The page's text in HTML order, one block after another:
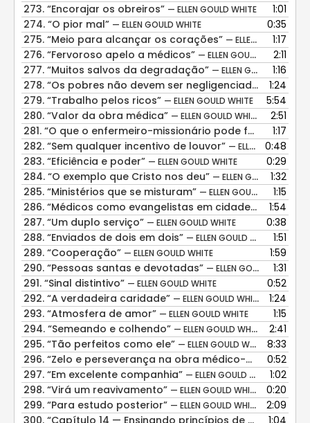
273. “Encorajar os obreiros” — ELLEN GOULD WHITE
1:01
274. “O pior mal” — ELLEN GOULD WHITE
0:35
275. “Meio para alcançar os corações” — ELLEN GOULD WHITE
1:17
276. “Fervoroso apelo a médicos” — ELLEN GOULD WHITE
2:11
277. “Muitos salvos da degradação” — ELLEN GOULD WHITE
1:16
278. “Os pobres não devem ser negligenciados” — ELLEN
1:24
279. “Trabalho pelos ricos” — ELLEN GOULD WHITE
5:54
280. “Valor da obra médica” — ELLEN GOULD WHITE
2:51
281. “O que o enfermeiro-missionário pode fazer” —
1:17
282. “Sem qualquer incentivo de louvor” — ELLEN GOULD WHITE
0:48
283. “Eficiência e poder” — ELLEN GOULD WHITE
0:29
284. “O exemplo que Cristo nos deu” — ELLEN GOULD WHITE
1:32
285. “Ministérios que se misturam” — ELLEN GOULD WHITE
1:15
286. “Médicos como evangelistas em cidades” — ELLEN
1:54
287. “Um duplo serviço” — ELLEN GOULD WHITE
0:38
288. “Enviados de dois em dois” — ELLEN GOULD WHITE
1:51
289. “Cooperação” — ELLEN GOULD WHITE
1:59
290. “Pessoas santas e devotadas” — ELLEN GOULD WHITE
1:31
291. “Sinal distintivo” — ELLEN GOULD WHITE
0:52
292. “A verdadeira caridade” — ELLEN GOULD WHITE
1:24
293. “Atmosfera de amor” — ELLEN GOULD WHITE
1:15
294. “Semeando e colhendo” — ELLEN GOULD WHITE
2:41
295. “Tão perfeitos como ele” — ELLEN GOULD WHITE
8:33
296. “Zelo e perseverança na obra médico-missionária”
0:52
297. “Em excelente companhia” — ELLEN GOULD WHITE
1:02
298. “Virá um reavivamento” — ELLEN GOULD WHITE
0:20
299. “Para estudo posterior” — ELLEN GOULD WHITE
2:09
300. “Capítulo 14 — Ensinando princípios de saúde”
1:04